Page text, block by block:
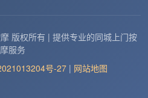
版权所有 | 提供专业的同城上门按
摩服务
号-27| 网站地图